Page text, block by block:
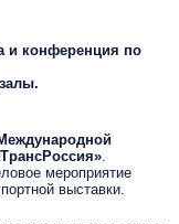
и конференция по
мероприятие
выставки.